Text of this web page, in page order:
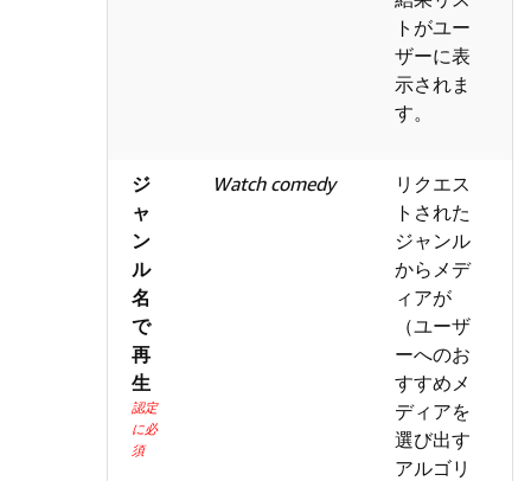
トがユー
ザーに表
示されま
す。
ジ
ャ
ン
ル
名
で
再
生
認定
に必
須
Watch comedy
リクエス
トされた
ジャンル
からメデ
ィアが
（ユーザ
ーへのお
すすめメ
ディアを
選び出す
アルゴリ